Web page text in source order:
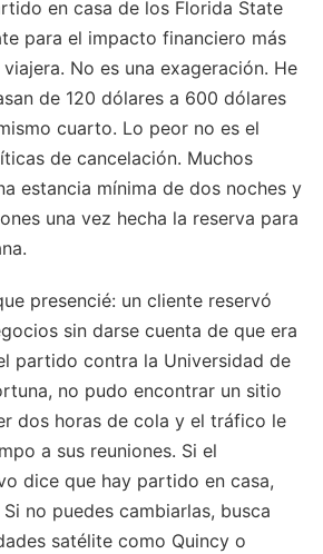
en casa de los Florida State
para el impacto financiero más
No es una exageración. He
de 120 dólares a 600 dólares
cuarto. Lo peor no es el
de cancelación. Muchos
estancia mínima de dos noches y
una vez hecha la reserva para
presencié: un cliente reservó
sin darse cuenta de que era
partido contra la Universidad de
no pudo encontrar un sitio
dos horas de cola y el tráfico le
a sus reuniones. Si el
dice que hay partido en casa,
no puedes cambiarlas, busca
satélite como Quincy o